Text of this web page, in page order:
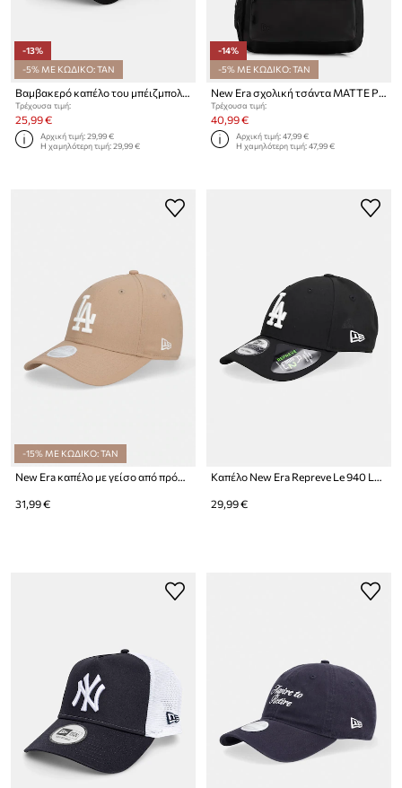
-13%
-5% ΜΕ ΚΩΔΙΚΟ: TAN
Βαμβακερό καπέλο του μπέιζμπολ New Era CAMO INFILL 9FORTY®
Τρέχουσα τιμή:
25,99 €
Αρχική τιμή:29,99 €
Η χαμηλότερη τιμή:29,99 €
-14%
-5% ΜΕ ΚΩΔΙΚΟ: TAN
New Era σχολική τσάντα MATTE PU STADIUM NYY
Τρέχουσα τιμή:
40,99 €
Αρχική τιμή:47,99 €
Η χαμηλότερη τιμή:47,99 €
-15% ΜΕ ΚΩΔΙΚΟ: TAN
31,99 € 29,99 €